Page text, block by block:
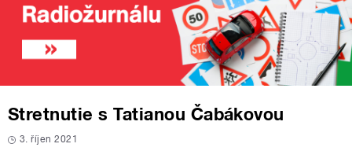
Stretnutie s Tatianou Čabákovou
3. říjen 2021